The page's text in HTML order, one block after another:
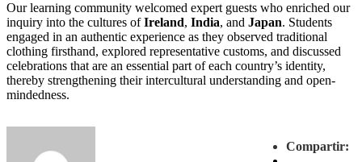
Our learning community welcomed expert guests who enriched our
inquiry into the cultures ofIreland, India, and Japan. Students
engaged in an authentic experience as they observed traditional
clothing firsthand, explored representative customs, and discussed
celebrations that are an essential part of each country’s identity,
thereby strengthening their intercultural understanding and open-
mindedness.
Compartir: